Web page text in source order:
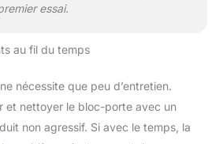
essai.
au fil du temps
nécessite que peu d’entretien.
et nettoyer le bloc-porte avec un
non agressif. Si avec le temps, la